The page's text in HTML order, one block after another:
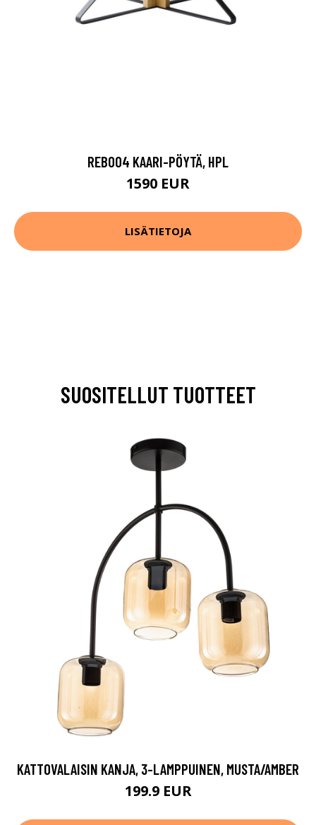
REB004 KAARI-PÖYTÄ, HPL
1590 EUR
LISÄTIETOJA
SUOSITELLUT TUOTTEET
KATTOVALAISIN KANJA, 3-LAMPPUINEN, MUSTA/AMBER
199.9 EUR